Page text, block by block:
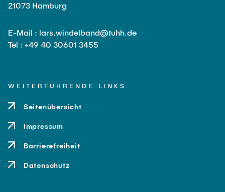
21073 Hamburg
E-Mail : lars.windelband@tuhh.de
Tel : +49 40 30601 3455
WEITERFÜHRENDE LINKS
Seitenübersicht
Impressum
Barrierefreiheit
Datenschutz